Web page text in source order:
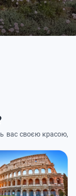
вас своєю красою,